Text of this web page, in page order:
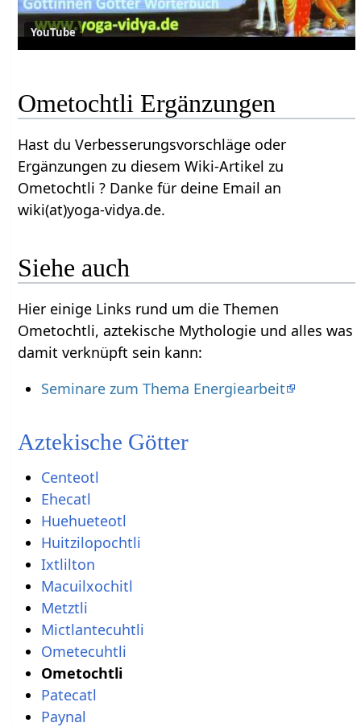
YouTube
Ometochtli Ergänzungen
Hast du Verbesserungsvorschläge oder
Ergänzungen zu diesem Wiki-Artikel zu
Ometochtli ? Danke für deine Email an
wiki(at)yoga-vidya.de.
Siehe auch
Hier einige Links rund um die Themen
Ometochtli, aztekische Mythologie und alles was
damit verknüpft sein kann:
Seminare zum Thema Energiearbeit
Aztekische Götter
Centeotl
Ehecatl
Huehueteotl
Huitzilopochtli
Ixtlilton
Macuilxochitl
Metztli
Mictlantecuhtli
Ometecuhtli
Ometochtli
Patecatl
Paynal